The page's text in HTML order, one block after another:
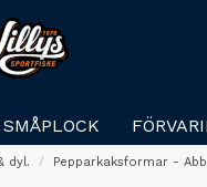
dyl. Pepparkaksformar -